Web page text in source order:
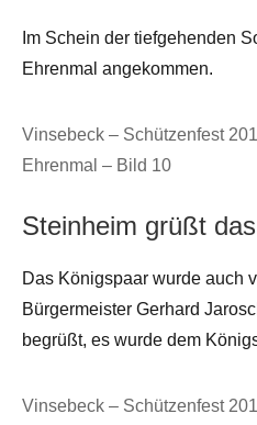
Im Schein der tiefgehenden
Ehrenmal angekommen.
Vinsebeck – Schützenfest
Ehrenmal – Bild 10
Steinheim grüßt
Das Königspaar wurde auch
Bürgermeister Gerhard
begrüßt, es wurde dem
Vinsebeck – Schützenfest